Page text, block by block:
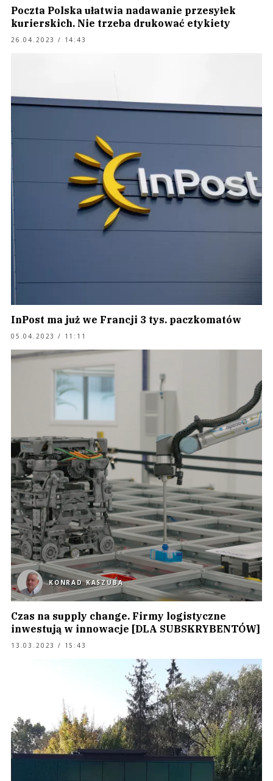
Poczta Polska ułatwia nadawanie przesyłek
kurierskich. Nie trzeba drukować etykiety
26.04.2023 / 14:43
InPost ma już we Francji 3 tys. paczkomatów
05.04.2023 / 11:11
KONRAD KASZUBA
Czas na supply change. Firmy logistyczne
inwestują w innowacje [DLA SUBSKRYBENTÓW]
13.03.2023 / 15:43